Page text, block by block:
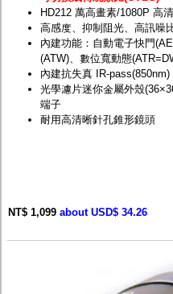
HD212 萬高畫素/1080P 高
高感度、抑制阻光、高訊噪
內建功能：自動電子快門
(ATW)、數位寬動態
內建抗失真 IR-pass(850nm)
光學濾片迷你金屬外殼
端子
耐用高清晰針孔錐形鏡頭
NT$ 1,099 about USD$ 34.26